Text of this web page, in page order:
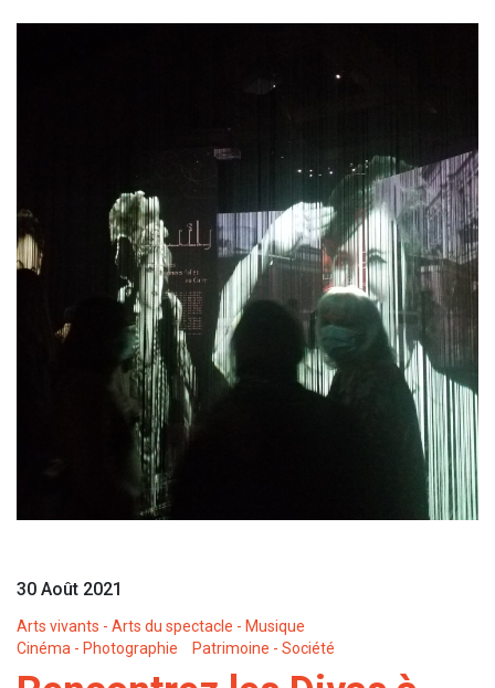
30 Août 2021
Arts vivants - Arts du spectacle - Musique
Cinéma - Photographie
Patrimoine - Société